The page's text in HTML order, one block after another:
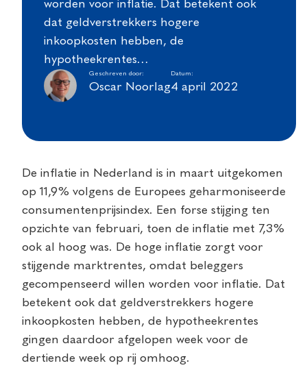
worden voor inflatie. Dat betekent ook
dat geldverstrekkers hogere
inkoopkosten hebben, de
hypotheekrentes…
Geschreven door:
Oscar Noorlag
Datum:
4 april 2022
De inflatie in Nederland is in maart uitgekomen
op 11,9% volgens de Europees geharmoniseerde
consumentenprijsindex. Een forse stijging ten
opzichte van februari, toen de inflatie met 7,3%
ook al hoog was. De hoge inflatie zorgt voor
stijgende marktrentes, omdat beleggers
gecompenseerd willen worden voor inflatie. Dat
betekent ook dat geldverstrekkers hogere
inkoopkosten hebben, de hypotheekrentes
gingen daardoor afgelopen week voor de
dertiende week op rij omhoog.